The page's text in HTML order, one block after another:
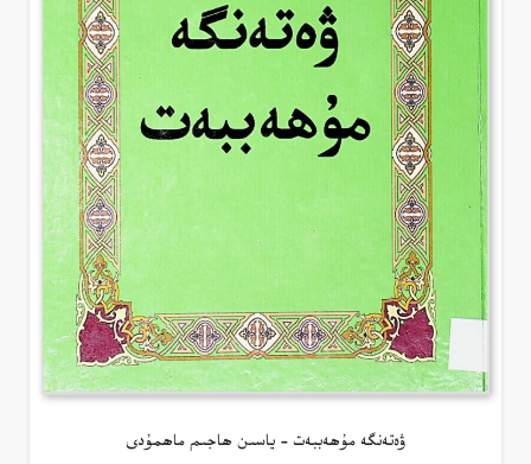
ۋەتەنگە مۇھەببەت – ياسىن ھاجىم ماھمۇدى